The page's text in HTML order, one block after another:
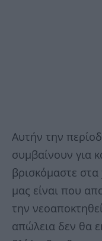
Αυτήν την
συμβαίνουν για
βρισκόμαστε
μας είναι που
την
απώλεια δεν θα